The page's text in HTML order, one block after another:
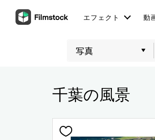
エフェクト 動
千葉の風景